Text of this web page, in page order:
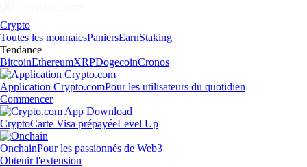
Crypto
Toutes les monnaiesPaniersEarnStaking
Tendance
BitcoinEthereumXRPDogecoinCronos
Application Crypto.comPour les utilisateurs du quotidien
Commencer
CryptoCarte Visa prépayéeLevel Up
OnchainPour les passionnés de Web3
Obtenir l'extension